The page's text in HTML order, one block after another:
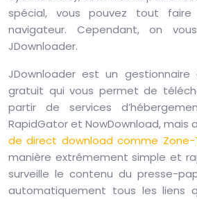
spécial, vous pouvez tout
navigateur. Cependant, on
JDownloader.
JDownloader est un
gratuit qui vous permet de
partir de services
RapidGator et NowDownload, mais
de direct download comme Zone-
manière extrêmement simple et
surveille le contenu du presse-
automatiquement tous les liens